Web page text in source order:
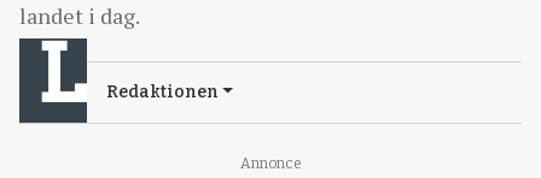
Annonce
landet i dag.
Redaktionen